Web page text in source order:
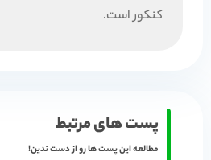
کنکور است.
پست های مرتبط
مطالعه این پست ها رو از دست ندین!